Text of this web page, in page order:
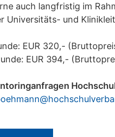
auch langfristig im
Universitäts- und
EUR 320,-
EUR 394,-